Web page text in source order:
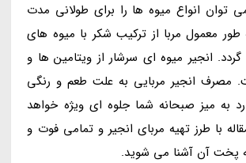
توان انواع میوه ها را برای طولانی مدت
طور معمول مربا از ترکیب شکر با میوه های
انجیر میوه ای سرشار از ویتامین ها و
مصرف انجیر مربایی به علت طعم و رنگی
به میز صبحانه شما جلوه ای ویژه خواهد
با طرز تهیه مربای انجیر و تمامی فوت و
پخت آن آشنا می شوید.